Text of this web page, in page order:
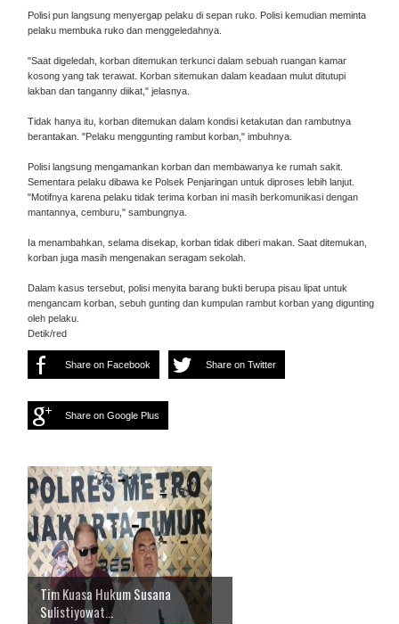
Polisi pun langsung menyergap pelaku di sepan ruko. Polisi kemudian meminta
pelaku membuka ruko dan menggeledahnya.
"Saat digeledah, korban ditemukan terkunci dalam sebuah ruangan kamar
kosong yang tak terawat. Korban sitemukan dalam keadaan mulut ditutupi
lakban dan tanganny diikat," jelasnya.
Tidak hanya itu, korban ditemukan dalam kondisi ketakutan dan rambutnya
berantakan. "Pelaku menggunting rambut korban," imbuhnya.
Polisi langsung mengamankan korban dan membawanya ke rumah sakit.
Sementara pelaku dibawa ke Polsek Penjaringan untuk diproses lebih lanjut.
"Motifnya karena pelaku tidak terima korban ini masih berkomunikasi dengan
mantannya, cemburu," sambungnya.
Ia menambahkan, selama disekap, korban tidak diberi makan. Saat ditemukan,
korban juga masih mengenakan seragam sekolah.
Dalam kasus tersebut, polisi menyita barang bukti berupa pisau lipat untuk
mengancam korban, sebuh gunting dan kumpulan rambut korban yang digunting
oleh pelaku.
Detik/red
Share on Facebook Share on Twitter
Share on Google Plus
Tim Kuasa Hukum Susana
Sulistiyowat...